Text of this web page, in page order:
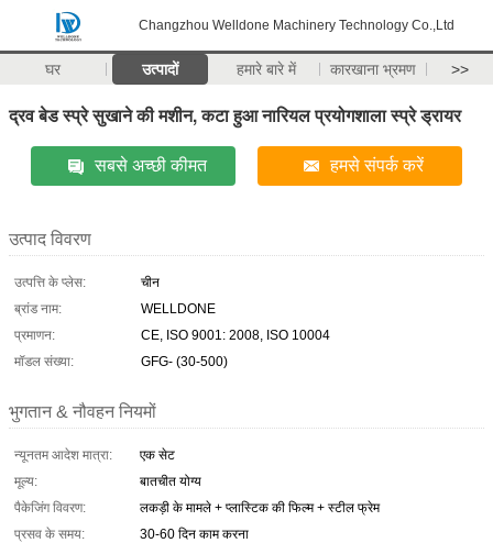
Changzhou Welldone Machinery Technology Co.,Ltd
घर उत्पादों हमारे बारे में कारखाना भ्रमण >>
द्रव बेड स्प्रे सुखाने की मशीन, कटा हुआ नारियल प्रयोगशाला स्प्रे ड्रायर
सबसे अच्छी कीमत हमसे संपर्क करें
उत्पाद विवरण
उत्पत्ति के प्लेस:
चीन
ब्रांड नाम:
WELLDONE
प्रमाणन:
CE, ISO 9001: 2008, ISO 10004
मॉडल संख्या:
GFG- (30-500)
भुगतान & नौवहन नियमों
न्यूनतम आदेश मात्रा:
एक सेट
मूल्य:
बातचीत योग्य
पैकेजिंग विवरण:
लकड़ी के मामले + प्लास्टिक की फिल्म + स्टील फ्रेम
प्रसव के समय:
30-60 दिन काम करना